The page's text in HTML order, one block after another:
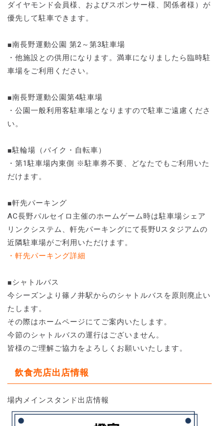
ダイヤモンド会員様、およびスポンサー様、関係者様）が
優先して駐車できます。
■南長野運動公園 第2～第3駐車場
・他施設との供用になります。満車になりましたら臨時駐
車場をご利用ください。
■南長野運動公園第4駐車場
・公園一般利用客駐車場となりますので駐車ご遠慮くださ
い。
■駐輪場（バイク・自転車）
・第1駐車場内東側 ※駐車券不要、どなたでもご利用いた
だけます。
■軒先パーキング
AC長野パルセイロ主催のホームゲーム時は駐車場シェア
リンクシステム、軒先パーキングにて長野Uスタジアムの
近隣駐車場がご利用いただけます。
・軒先パーキング詳細
■シャトルバス
今シーズンより篠ノ井駅からのシャトルバスを原則廃止い
たします。
その際はホームページにてご案内いたします。
今節のシャトルバスの運行はございません。
皆様のご理解ご協力をよろしくお願いいたします。
飲食売店出店情報
場内メインスタンド出店情報